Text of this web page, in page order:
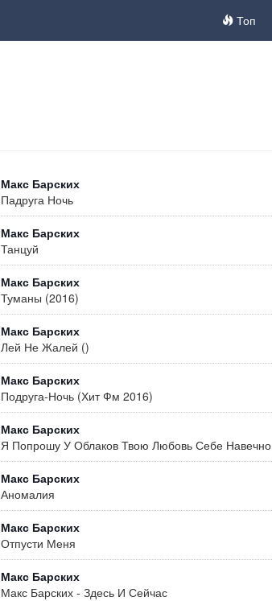
Топ
Макс Барских
Падруга Ночь
Макс Барских
Танцуй
Макс Барских
Туманы (2016)
Макс Барских
Лей Не Жалей ()
Макс Барских
Подруга-Ночь (Хит Фм 2016)
Макс Барских
Я Попрошу У Облаков Твою Любовь Себе Навечно
Макс Барских
Аномалия
Макс Барских
Отпусти Меня
Макс Барских
Макс Барских - Здесь И Сейчас